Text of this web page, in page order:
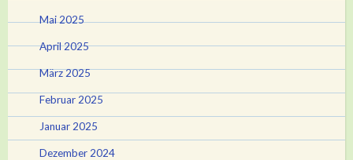
Mai 2025
April 2025
März 2025
Februar 2025
Januar 2025
Dezember 2024